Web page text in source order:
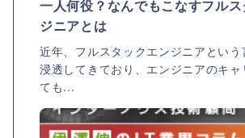
一人何役？なんでもこなすフル
ジニアとは
近年、フルスタックエンジニアという
浸透してきており、エンジニアのキャ
ても...